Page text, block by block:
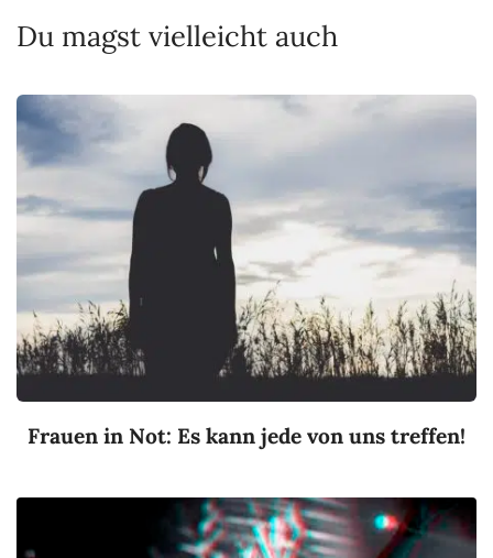
Du magst vielleicht auch
Frauen in Not: Es kann jede von uns treffen!